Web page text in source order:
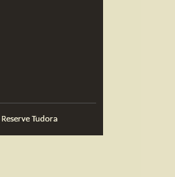
Reserve Tudora